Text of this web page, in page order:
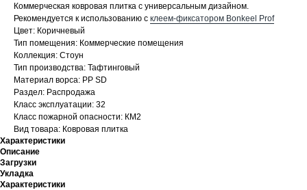
Коммерческая ковровая плитка с универсальным дизайном.
Рекомендуется к использованию с клеем-фиксатором Bonkeel Prof
Цвет: Коричневый
Тип помещения: Коммерческие помещения
Коллекция: Стоун
Тип производства: Тафтинговый
Материал ворса: PP SD
Раздел: Распродажа
Класс эксплуатации: 32
Класс пожарной опасности: КМ2
Вид товара: Ковровая плитка
Характеристики
Описание
Загрузки
Укладка
Характеристики